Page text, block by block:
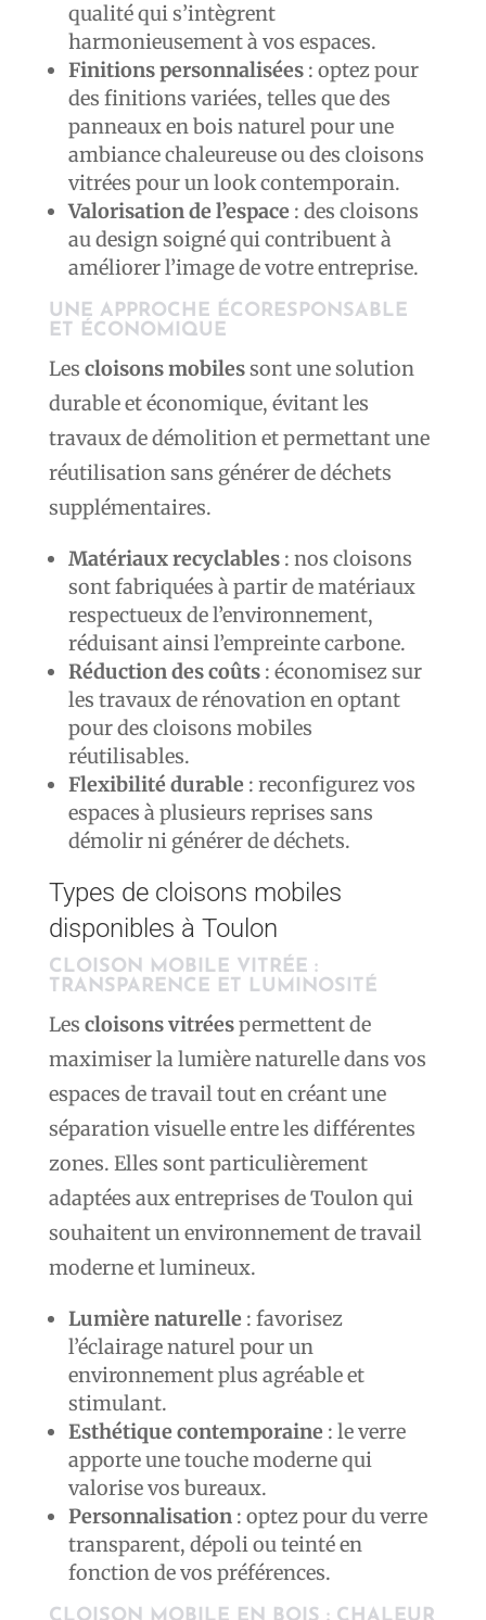
qualité qui s’intègrent
harmonieusement à vos espaces.
Finitions personnalisées: optez pour
des finitions variées, telles que des
panneaux en bois naturel pour une
ambiance chaleureuse ou des cloisons
vitrées pour un look contemporain.
Valorisation de l’espace : des cloisons
au design soigné qui contribuent à
améliorer l’image de votre entreprise.
UNE APPROCHE ÉCORESPONSABLE
ET ÉCONOMIQUE
Les cloisons mobilessont une solution
durable et économique, évitant les
travaux de démolition et permettant une
réutilisation sans générer de déchets
supplémentaires.
Matériaux recyclables: nos cloisons
sont fabriquées à partir de matériaux
respectueux de l’environnement,
réduisant ainsi l’empreinte carbone.
Réduction des coûts: économisez sur
les travaux de rénovation en optant
pour des cloisons mobiles
réutilisables.
Flexibilité durable : reconfigurez vos
espaces à plusieurs reprises sans
démolir ni générer de déchets.
Types de cloisons mobiles
disponibles à Toulon
CLOISON MOBILE VITRÉE :
TRANSPARENCE ET LUMINOSITÉ
Les cloisons vitréespermettent de
maximiser la lumière naturelle dans vos
espaces de travail tout en créant une
séparation visuelle entre les différentes
zones. Elles sont particulièrement
adaptées aux entreprises de Toulon qui
souhaitent un environnement de travail
moderne et lumineux.
Lumière naturelle : favorisez
l’éclairage naturel pour un
environnement plus agréable et
stimulant.
Esthétique contemporaine : le verre
apporte une touche moderne qui
valorise vos bureaux.
Personnalisation: optez pour du verre
transparent, dépoli ou teinté en
fonction de vos préférences.